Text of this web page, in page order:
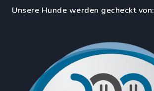
Unsere Hunde werden gecheckt von: